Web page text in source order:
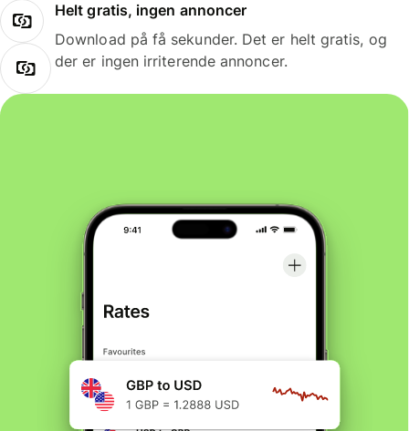
Helt gratis, ingen annoncer
Download på få sekunder. Det er helt gratis, og
der er ingen irriterende annoncer.